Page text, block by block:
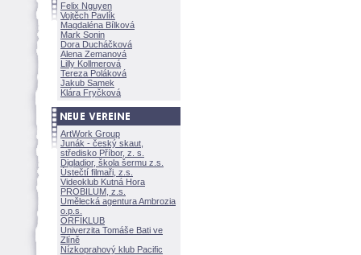
Felix Nguyen
Vojtěch Pavlík
Magdaléna Bílkov
Mark Sonin
Dora Ducháčkov
Alena Zemanov
Lilly Kollmerov
Tereza Polákov
Jakub Samek
Klára Fryčkov
ArtWork Group
Junák - český skaut,
středisko Příbor, z. s.
Digladior, škola šermu z.s.
Ústečtí filmaři, z.s.
Videoklub Kutná Hora
PROBILUM, z.s.
Umělecká agentura Ambrozia
o.p.s.
ORFIKLUB
Univerzita Tomáše Bati ve
Zlíně
Nízkoprahový klub Pacific